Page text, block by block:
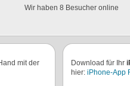
Wir haben 8 Besucher online
mit der
Download für Ihr
hier: iPhone-App